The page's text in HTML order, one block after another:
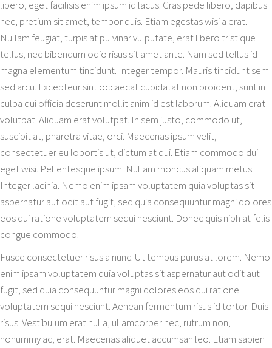
libero, eget facilisis enim ipsum id lacus. Cras pede libero, dapibus
nec, pretium sit amet, tempor quis. Etiam egestas wisi a erat.
Nullam feugiat, turpis at pulvinar vulputate, erat libero tristique
tellus, nec bibendum odio risus sit amet ante. Nam sed tellus id
magna elementum tincidunt. Integer tempor. Mauris tincidunt sem
sed arcu. Excepteur sint occaecat cupidatat non proident, sunt in
culpa qui officia deserunt mollit anim id est laborum. Aliquam erat
volutpat. Aliquam erat volutpat. In sem justo, commodo ut,
suscipit at, pharetra vitae, orci. Maecenas ipsum velit,
consectetuer eu lobortis ut, dictum at dui. Etiam commodo dui
eget wisi. Pellentesque ipsum. Nullam rhoncus aliquam metus.
Integer lacinia. Nemo enim ipsam voluptatem quia voluptas sit
aspernatur aut odit aut fugit, sed quia consequuntur magni dolores
eos qui ratione voluptatem sequi nesciunt. Donec quis nibh at felis
congue commodo.
Fusce consectetuer risus a nunc. Ut tempus purus at lorem. Nemo
enim ipsam voluptatem quia voluptas sit aspernatur aut odit aut
fugit, sed quia consequuntur magni dolores eos qui ratione
voluptatem sequi nesciunt. Aenean fermentum risus id tortor. Duis
risus. Vestibulum erat nulla, ullamcorper nec, rutrum non,
nonummy ac, erat. Maecenas aliquet accumsan leo. Etiam sapien